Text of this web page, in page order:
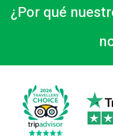
¿Por qué